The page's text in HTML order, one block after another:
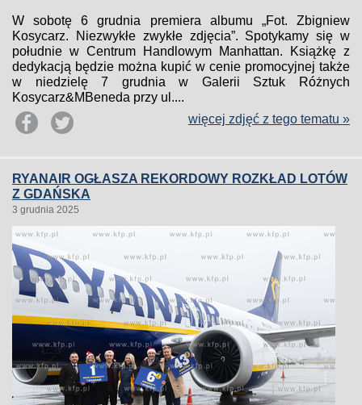
W sobotę 6 grudnia premiera albumu „Fot. Zbigniew
Kosycarz. Niezwykłe zwykłe zdjęcia”. Spotykamy się w
południe w Centrum Handlowym Manhattan. Książkę z
dedykacją będzie można kupić w cenie promocyjnej także
w niedzielę 7 grudnia w Galerii Sztuk Różnych
Kosycarz&MBeneda przy ul....
więcej zdjęć z tego tematu »
RYANAIR OGŁASZA REKORDOWY ROZKŁAD LOTÓW
Z GDAŃSKA
3 grudnia 2025